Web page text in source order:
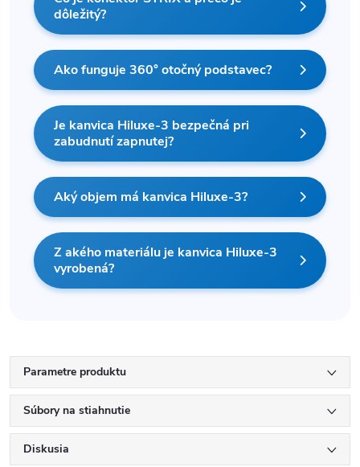
dôležitý?
Ako funguje 360° otočný podstavec?
Je kanvica Hiluxe-3 bezpečná pri
zabudnutí zapnutej?
Aký objem má kanvica Hiluxe-3?
Z akého materiálu je kanvica Hiluxe-3
vyrobená?
Parametre produktu
Súbory na stiahnutie
Diskusia